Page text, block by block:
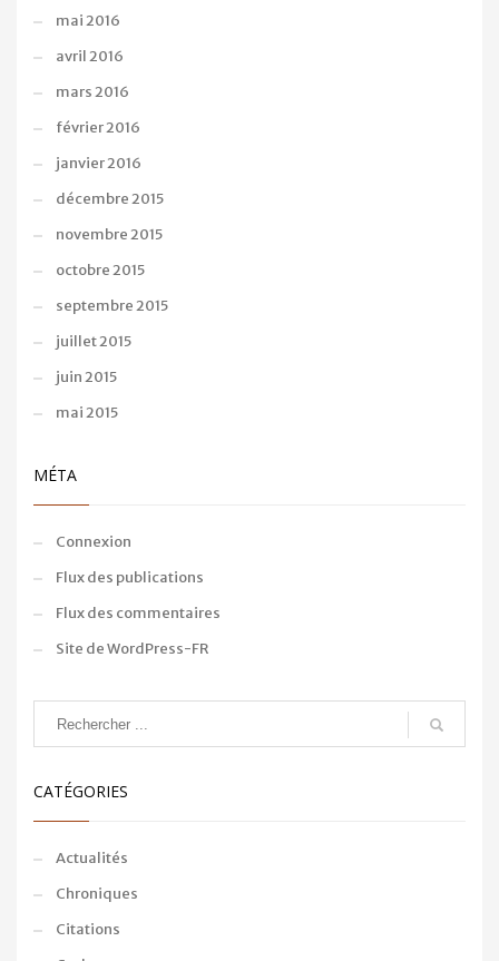
mai 2016
avril 2016
mars 2016
février 2016
janvier 2016
décembre 2015
novembre 2015
octobre 2015
septembre 2015
juillet 2015
juin 2015
mai 2015
MÉTA
Connexion
Flux des publications
Flux des commentaires
Site de WordPress-FR
CATÉGORIES
Actualités
Chroniques
Citations